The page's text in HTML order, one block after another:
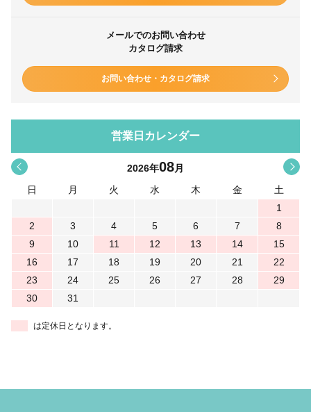
メールでのお問い合わせ
カタログ請求
お問い合わせ・カタログ請求
営業日カレンダー
< 2026年08月
日
月 火 水 木 金
土
1
2
3 4 5 6 7
8
9
10 11 12 13 14
15
16
17 18 19 20 21
22
23
24 25 26 27 28
29
30
31
は定休日となります。